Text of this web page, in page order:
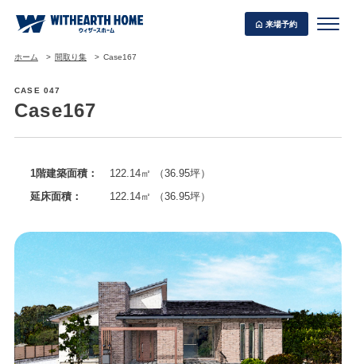
来場予約
WITHEARTH HOME の BEST PLAN
ホーム 間取り集 Case167
CASE 047
Case167
1階建築面積：
122.14㎡ （36.95坪）
延床面積：
122.14㎡ （36.95坪）